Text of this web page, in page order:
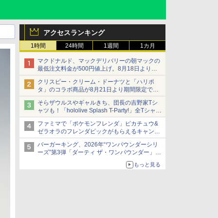
アクセスランキング
1時間 24時間 1週間 1カ月
マクドナルド、マックデリバリーの朝マックの
最低注文料金が500円値上げ。8月18日より
1,500円から受付
クリスピー・クリーム・ドーナツと「ハリポ
タ」のコラボ商品が8月21日より期間限定で発
売
組分け帽子ドーナツなど見た目も楽しい商品が
登場
そらザウルスやギャルきち、団長の吉野家Tシ
ャツも！「hololive Splash T-Party!」全Tシャツ
ラインナップ公開＆オンライン販売開始
ファミマで「ポケモンフレンダ」ピカチュウ&
ゼラオラのフレンダピックがもらえるキャンペ
ーン開催！
バーガーキング、2026年“ワンパウンダーシリ
ーズ”第3弾「ダーティ ザ・ワンパウンダー」を
「特製ガーリックマヨソース」を使用した超大
もっと見る